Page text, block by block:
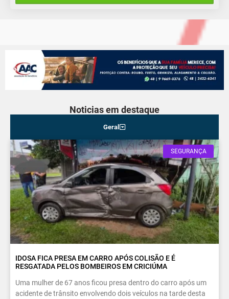
Noticias em destaque
Geral
SEGURANÇA
IDOSA FICA PRESA EM CARRO APÓS COLISÃO E É
RESGATADA PELOS BOMBEIROS EM CRICIÚMA
Uma mulher de 67 anos ficou presa dentro do carro após um
acidente de trânsito envolvendo dois veículos na tarde desta